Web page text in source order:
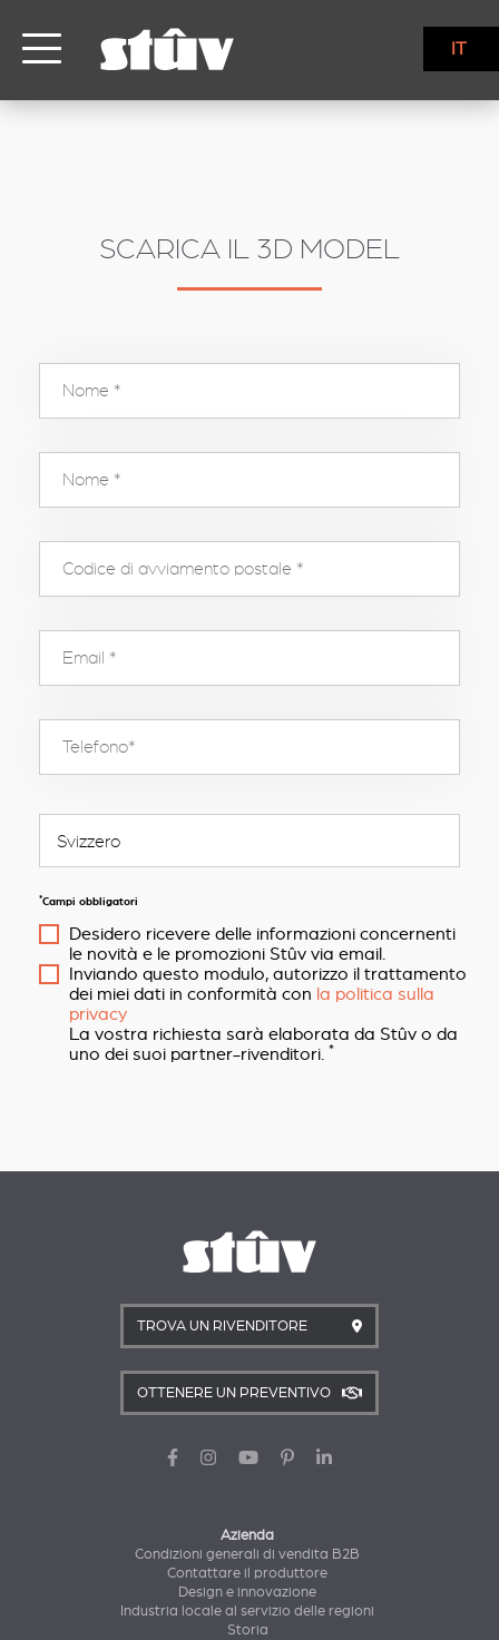
IT
SCARICA IL 3D MODEL
*Campi obbligatori
Desidero ricevere delle informazioni concernenti
le novità e le promozioni Stûv via email.
Inviando questo modulo, autorizzo il trattamento
dei miei dati in conformità con la politica sulla
privacy
La vostra richiesta sarà elaborata da Stûv o da
uno dei suoi partner-rivenditori. *
TROVA UN RIVENDITORE
OTTENERE UN PREVENTIVO
Azienda
Condizioni generali di vendita B2B
Contattare il produttore
Design e innovazione
Industria locale al servizio delle regioni
Storia